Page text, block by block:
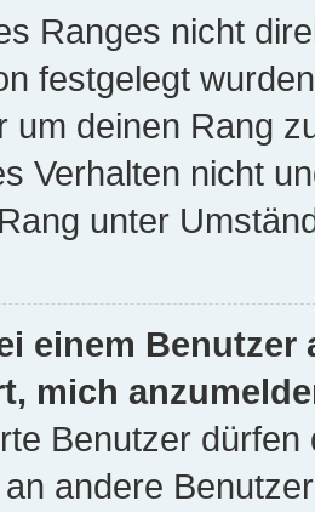
Ranges nicht
festgelegt
um deinen Rang
Verhalten nicht
unter
einem
mich
Benutzer
andere